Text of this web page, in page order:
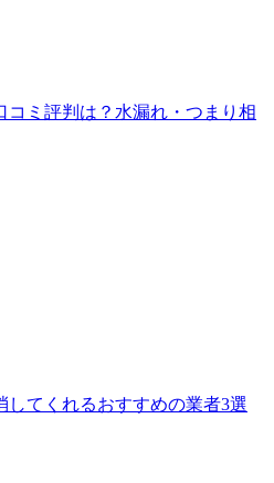
コミ評判は？水漏れ・つまり相
してくれるおすすめの業者3選